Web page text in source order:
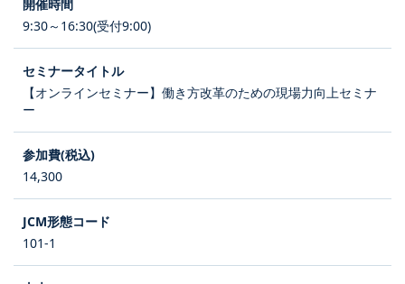
9:30～16:30(受付9:00)
【オンラインセミナー】働き方改革のための現場力向上セミナ
ー
14,300
101-1